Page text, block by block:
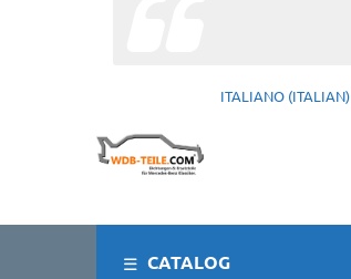
ITALIANO (ITALIAN)
CATALOG